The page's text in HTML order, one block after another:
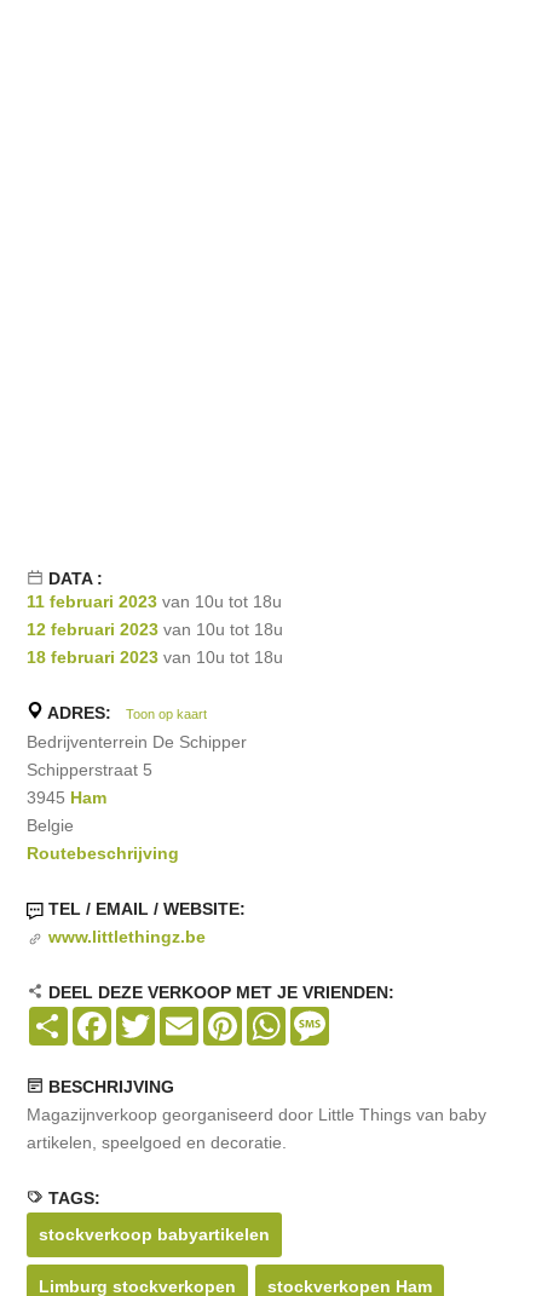
DATA :
11 februari 2023 van 10u tot 18u
12 februari 2023 van 10u tot 18u
18 februari 2023 van 10u tot 18u
ADRES: Toon op kaart
Bedrijventerrein De Schipper
Schipperstraat 5
3945 Ham
Belgie
Routebeschrijving
TEL / EMAIL / WEBSITE:
www.littlethingz.be
DEEL DEZE VERKOOP MET JE VRIENDEN:
Share Facebook
TwitterEmail PinterestWhatsApp
BESCHRIJVING
Magazijnverkoop georganiseerd door Little Things van baby
artikelen, speelgoed en decoratie.
TAGS:
stockverkoop babyartikelen
Limburg stockverkopen stockverkopen Ham